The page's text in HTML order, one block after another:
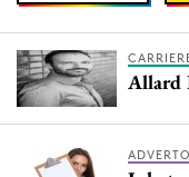
Reputatie & crisis
Allard